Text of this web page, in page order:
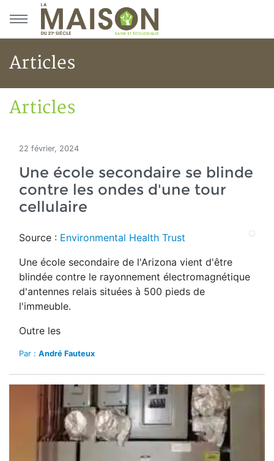
Aller au menu principal
Aller au contenu principal
Articles
Accueil
Articles
22 février, 2024
Une école secondaire se blinde
contre les ondes d'une tour
cellulaire
Source : Environmental Health Trust
Une école secondaire de l'Arizona vient d'être
blindée contre le rayonnement électromagnétique
d'antennes relais situées à 500 pieds de
l'immeuble.
Outre les
Par : André Fauteux